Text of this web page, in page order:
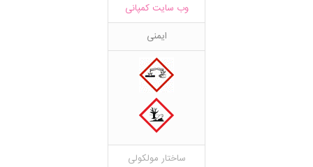
وب سایت کمپانی
ایمنی
ساختار مولکولی